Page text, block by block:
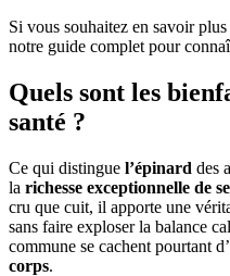
Si vous souhaitez en savoir
notre guide complet pour
Quels sont les
santé ?
Ce qui distingue l’épinard des
la richesse exceptionnelle de
cru que cuit, il apporte une
sans faire exploser la balance
commune se cachent pourtant
corps.